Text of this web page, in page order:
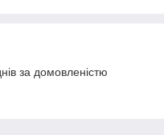
за домовленістю